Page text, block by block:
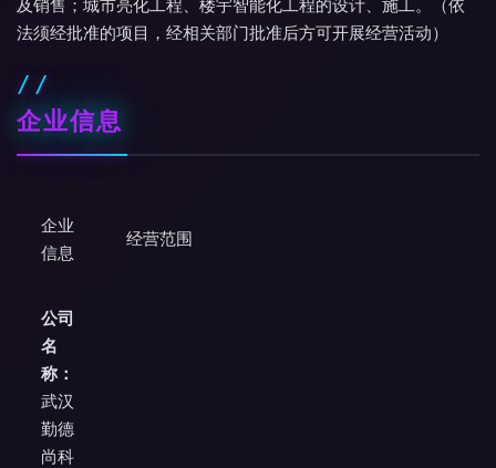
及销售；城市亮化工程、楼宇智能化工程的设计、施工。（依
法须经批准的项目，经相关部门批准后方可开展经营活动）
企业信息
企业
信息
经营范围
公司
名
称：
武汉
勤德
尚科